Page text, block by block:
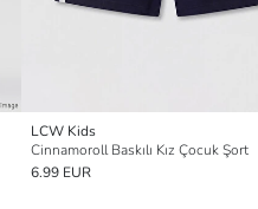
LCW Kids
Cinnamoroll Baskılı Kız Çocuk Şort
6.99 EUR